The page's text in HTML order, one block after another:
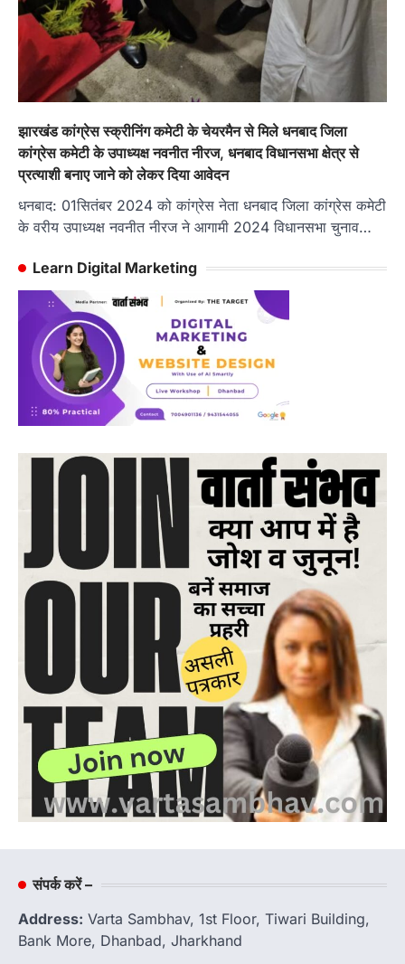
झारखंड कांग्रेस स्क्रीनिंग कमेटी के चेयरमैन से मिले धनबाद जिला
कांग्रेस कमेटी के उपाध्यक्ष नवनीत नीरज, धनबाद विधानसभा क्षेत्र से
प्रत्याशी बनाए जाने को लेकर दिया आवेदन
धनबाद: 01सितंबर 2024 को कांग्रेस नेता धनबाद जिला कांग्रेस कमेटी
के वरीय उपाध्यक्ष नवनीत नीरज ने आगामी 2024 विधानसभा चुनाव…
Learn Digital Marketing
संपर्क करें –
Address: Varta Sambhav, 1st Floor, Tiwari Building,
Bank More, Dhanbad, Jharkhand